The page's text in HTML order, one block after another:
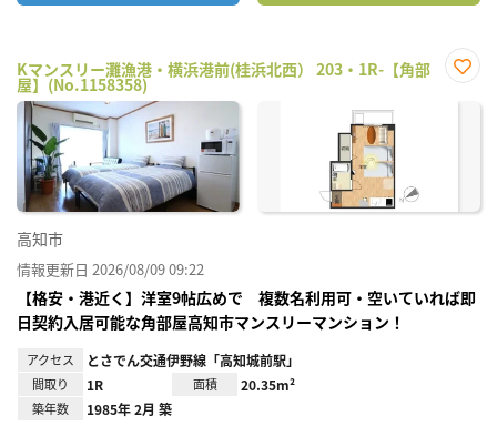
Kマンスリー灘漁港・横浜港前(桂浜北西） 203・1R-【角部
屋】(No.1158358)
に入
高知市
情報更新日 2026/08/09 09:22
【格安・港近く】洋室9帖広めで 複数名利用可・空いていれば即
日契約入居可能な角部屋高知市マンスリーマンション！
アクセス とさでん交通伊野線「高知城前駅」
間取り 1R 面積 20.35m²
築年数 1985年 2月 築